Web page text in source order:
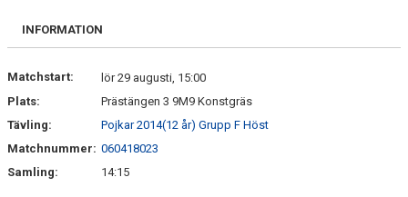
BILDGALLERI
KONTAKT
INFORMATION
Matchstart:
lör 29 augusti, 15:00
Plats:
Prästängen 3 9M9 Konstgräs
Tävling:
Pojkar 2014(12 år) Grupp F Höst
Matchnummer: 060418023
Samling:
14:15